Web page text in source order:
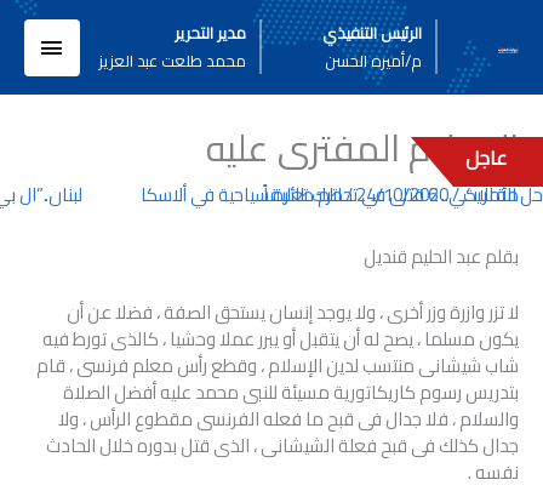
المحتوى
الرئيس التنفيذي
م/أميره الحسن
مدير التحرير
محمد طلعت عبد العزيز
عاجل
طائرة سياحية في ألاسكا لبنان..”ال
الإسلام المفترى عليه
مقالات/
24/10/2020
/اترك تعليقاً
بقلم عبد الحليم قنديل
لا تزر وازرة وزر أخرى ، ولا يوجد إنسان يستحق الصفة ، فضلا عن أن
يكون مسلما ، يصح له أن يتقبل أو يبرر عملا وحشيا ، كالذى تورط فيه
شاب شيشانى منتسب لدين الإسلام ، وقطع رأس معلم فرنسى ، قام
بتدريس رسوم كاريكاتورية مسيئة للنبى محمد عليه أفضل الصلاة
والسلام ، فلا جدال فى قبح ما فعله الفرنسى مقطوع الرأس ، ولا
جدال كذلك فى قبح فعلة الشيشانى ، الذى قتل بدوره خلال الحادث
نفسه .